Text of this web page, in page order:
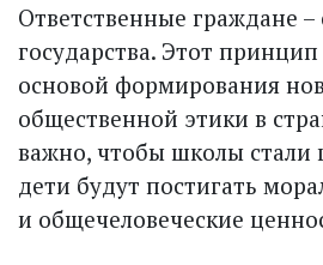
Ответственные граждане –
государства. Этот
основой формирования
общественной этики в
важно, чтобы школы стали
дети будут постигать
и общечеловеческие